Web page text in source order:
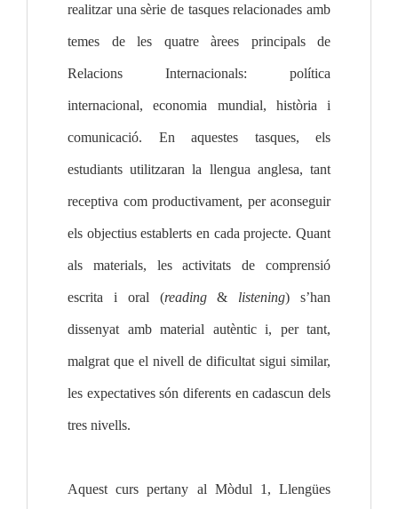
realitzar una sèrie de tasques relacionades amb
temes de les quatre àrees principals de
Relacions Internacionals: política
internacional, economia mundial, història i
comunicació. En aquestes tasques, els
estudiants utilitzaran la llengua anglesa, tant
receptiva com productivament, per aconseguir
els objectius establerts en cada projecte. Quant
als materials, les activitats de comprensió
escrita i oral (reading & listening) s’han
dissenyat amb material autèntic i, per tant,
malgrat que el nivell de dificultat sigui similar,
les expectatives són diferents en cadascun dels
tres nivells.
Aquest curs pertany al Mòdul 1, Llengües